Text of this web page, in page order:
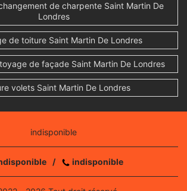
de charpente Saint Martin De
Londres
de toiture Saint Martin De Londres
de façade Saint Martin De Londres
volets Saint Martin De Londres
indisponible
/ indisponible